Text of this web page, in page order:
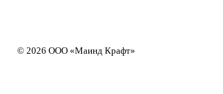
© 2026 ООО «Маинд Крафт»